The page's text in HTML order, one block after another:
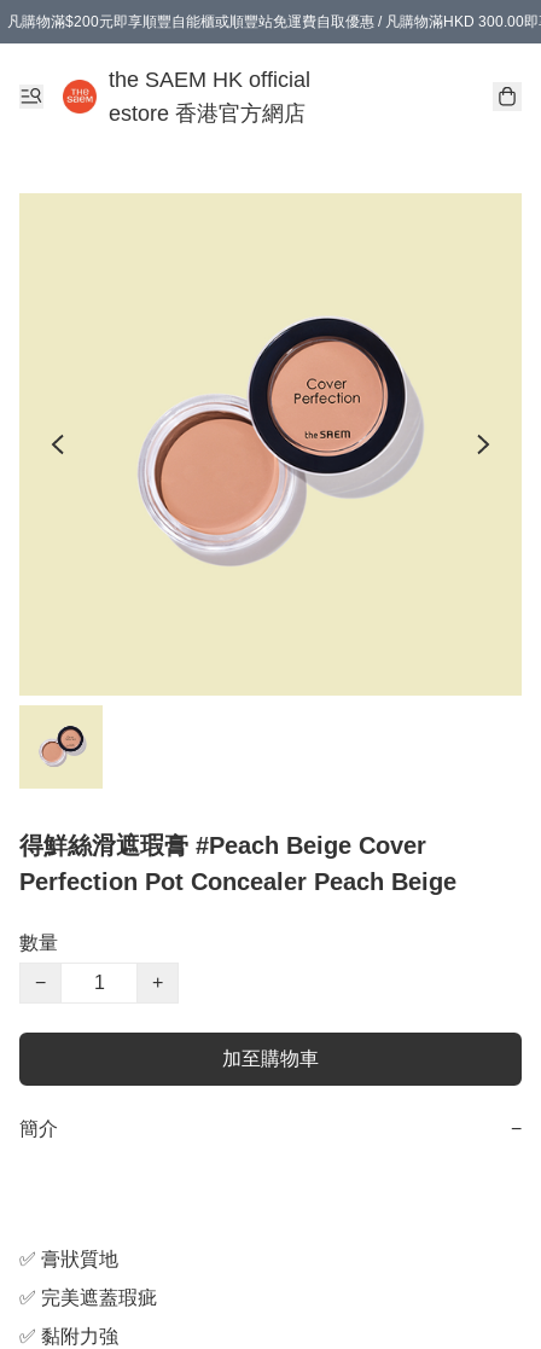
凡購物滿$200元即享順豐自能櫃或順豐站免運費自取優惠 / 凡購物滿HKD 300.00
the SAEM HK official
estore 香港官方網店
得鮮絲滑遮瑕膏 #Peach Beige Cover
Perfection Pot Concealer Peach Beige
數量
−
+
加至購物車
簡介 −
✅ 膏狀質地
✅ 完美遮蓋瑕疵
✅ 黏附力強